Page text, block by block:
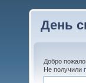
День
Добро
Не получили